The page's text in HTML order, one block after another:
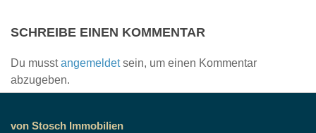
SCHREIBE EINEN KOMMENTAR
Du musstangemeldetsein, um einen Kommentar
abzugeben.
von Stosch Immobilien